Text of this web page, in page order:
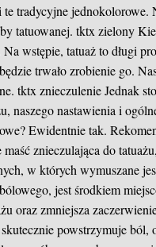
tradycyjne jednokolorowe.
tatuowanej.tktx zielony
wstępie, tatuaż to długi
trwało zrobienie go.
tktx znieczulenieJednak
naszego nastawienia i
Ewidentnie tak.
znieczulająca do
w których wymuszane
jest środkiem
oraz zmniejsza
powstrzymuje